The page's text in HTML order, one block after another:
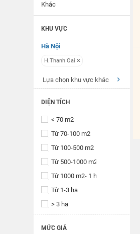
Khác
KHU VỰC
Hà Nội
H.Thanh Oai
Lựa chọn khu vực khác
DIỆN TÍCH
< 70 m2
Từ 70-100 m2
Từ 100-500 m2
Từ 500-1000 m2
Từ 1000 m2- 1 ha
Từ 1-3 ha
> 3 ha
MỨC GIÁ